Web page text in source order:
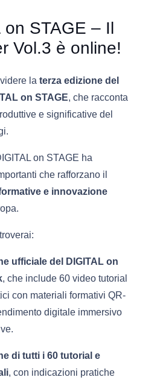
on STAGE – Il
Vol.3 è online!
la terza edizione del
on STAGE, che racconta
e significative del
on STAGE ha
che rafforzano il
e innovazione
ufficiale del DIGITAL on
, che include 60 video tutorial
con materiali formativi QR-
digitale immersivo
di tutti i 60 tutorial e
, con indicazioni pratiche